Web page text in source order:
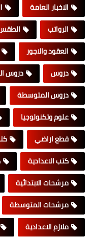
الاخبار العامة
الرواتب
العقود والاجور
دروس
دروس
دروس المتوسطة
علوم وتكنولوجيا
قطع اراضي
كتب الاعدادية
مرشحات الابتدائية
مرشحات المتوسطة
ملازم الاعدادية